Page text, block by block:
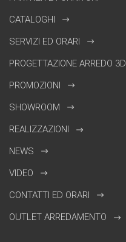
CATALOGHI
SERVIZI ED ORARI
PROGETTAZIONE ARREDO 3D
PROMOZIONI
SHOWROOM
REALIZZAZIONI
NEWS
VIDEO
CONTATTI ED ORARI
OUTLET ARREDAMENTO